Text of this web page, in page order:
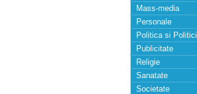
Mass-media
Personale
Politica si Politici
Publicitate
Religie
Sanatate
Societate